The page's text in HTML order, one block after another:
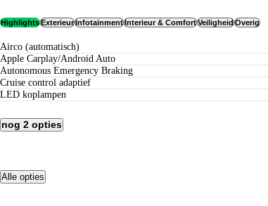
HighlightsExterieurInfotainmentInterieur & ComfortVeiligheidOverig
airco (automatisch)
Apple Carplay/Android Auto
Autonomous Emergency Braking
cruise control adaptief
LED koplampen
nog 2 opties
Alle opties